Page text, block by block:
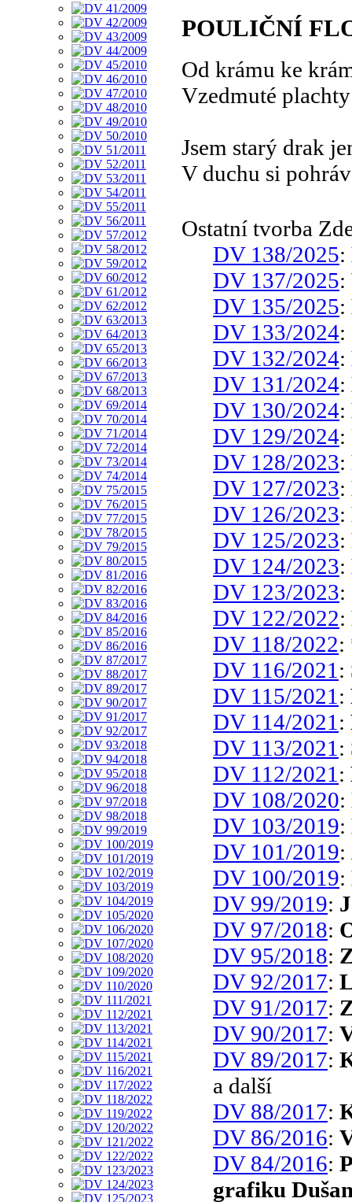
POULIČNÍ
Od krámu ke
Vzedmuté
Jsem starý drak
V duchu si
Ostatní tvorba
DV 138/2025:
DV 137/2025:
DV 135/2025:
DV 133/2024:
DV 132/2024:
DV 131/2024:
DV 130/2024:
DV 129/2024:
DV 128/2023:
DV 127/2023:
DV 126/2023:
DV 125/2023:
DV 124/2023:
DV 123/2023:
DV 122/2022:
DV 118/2022:
DV 116/2021 :
DV 115/2021 :
DV 114/2021 :
DV 113/2021 :
DV 112/2021 :
DV 108/2020:
DV 103/2019:
DV 101/2019:
DV 100/2019:
DV 99/2019:
DV 97/2018:
DV 95/2018:
DV 92/2017:
DV 91/2017:
DV 90/2017:
DV 89/2017:
a další
DV 88/2017:
DV 86/2016:
DV 84/2016:
grafiku